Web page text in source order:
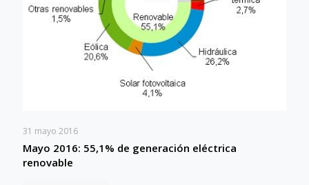
31 mayo 2016
Mayo 2016: 55,1% de generación eléctrica
renovable